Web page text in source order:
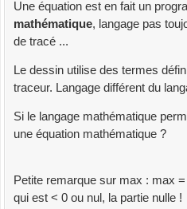
Une équation est en fait un
mathématique, langage pas
de tracé ...
Le dessin utilise des termes
traceur. Langage différent du
Si le langage mathématique
une équation mathématique ?
Petite remarque sur max : max
qui est < 0 ou nul, la partie nulle !